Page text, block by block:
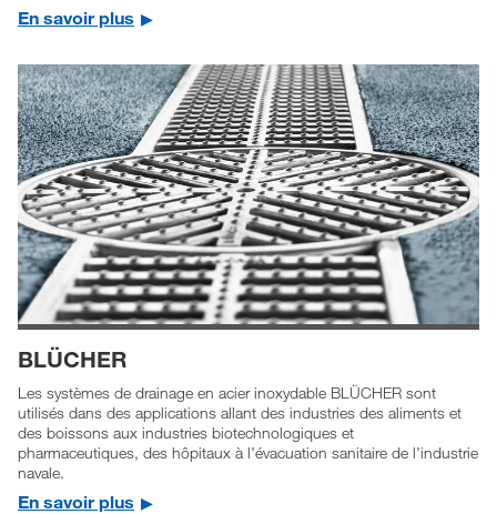
En savoir plus
BLÜCHER
Les systèmes de drainage en acier inoxydable BLÜCHER sont
utilisés dans des applications allant des industries des aliments et
des boissons aux industries biotechnologiques et
pharmaceutiques, des hôpitaux à l’évacuation sanitaire de l’industrie
navale.
En savoir plus